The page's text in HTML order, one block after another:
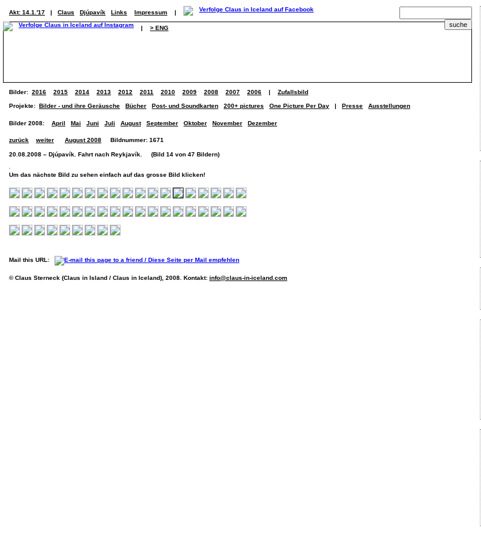
Akt: 14.1.'17 | Claus Djúpavík Links Impressum |
| > ENG
Bilder: 2016 2015 2014 2013 2012 2011 2010 2009 2008 2007 2006 | Zufallsbild
Projekte: Bilder - und ihre Geräusche Bücher Post- und Soundkarten 200+ pictures One Picture Per Day | Presse Ausstellungen
Bilder 2008: April Mai Juni Juli August September Oktober November Dezember
zurück weiter August 2008 Bildnummer: 1671
20.08.2008 – Djúpavík. Fahrt nach Reykjavík. (Bild 14 von 47 Bildern)
Um das nächste Bild zu sehen einfach auf das grosse Bild klicken!
Mail this URL:
© Claus Sterneck (Claus in Island / Claus in Iceland), 2008. Kontakt: info@claus-in-iceland.com